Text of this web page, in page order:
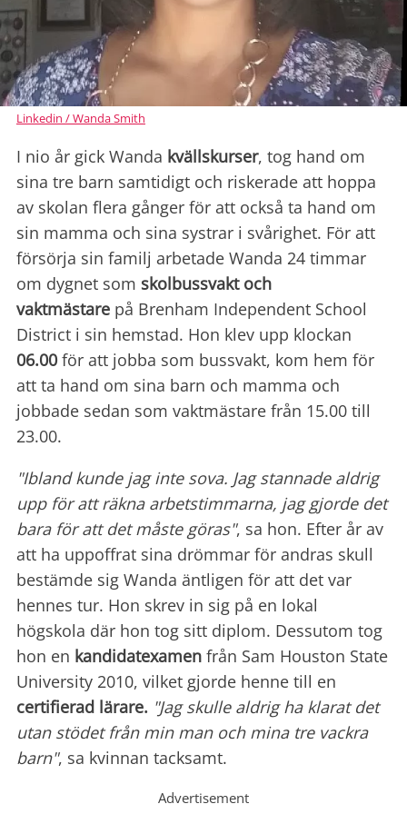
Linkedin / Wanda Smith
I nio år gick Wanda kvällskurser, tog hand om
sina tre barn samtidigt och riskerade att hoppa
av skolan flera gånger för att också ta hand om
sin mamma och sina systrar i svårighet. För att
försörja sin familj arbetade Wanda 24 timmar
om dygnet som skolbussvakt och
vaktmästare på Brenham Independent School
District i sin hemstad. Hon klev upp klockan
06.00 för att jobba som bussvakt, kom hem för
att ta hand om sina barn och mamma och
jobbade sedan som vaktmästare från 15.00 till
23.00.
"Ibland kunde jag inte sova. Jag stannade aldrig
upp för att räkna arbetstimmarna, jag gjorde det
bara för att det måste göras", sa hon. Efter år av
att ha uppoffrat sina drömmar för andras skull
bestämde sig Wanda äntligen för att det var
hennes tur. Hon skrev in sig på en lokal
högskola där hon tog sitt diplom. Dessutom tog
hon en kandidatexamen från Sam Houston State
University 2010, vilket gjorde henne till en
certifierad lärare. "Jag skulle aldrig ha klarat det
utan stödet från min man och mina tre vackra
barn", sa kvinnan tacksamt.
Advertisement